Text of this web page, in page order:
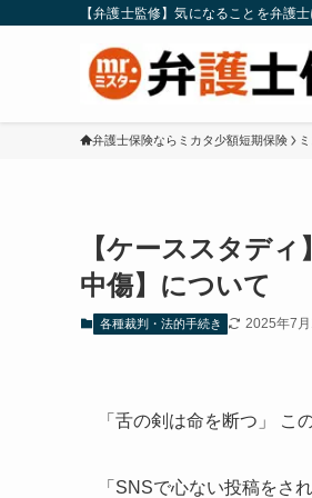
【弁護士監修】気になることを弁護
弁護士保険ならミカタ少額短期保険
【ケーススタデ
中傷】について
各種裁判・法的手続き 2025年7月
「舌の剣は命を断つ」 こ
「SNSで心ない投稿をさ